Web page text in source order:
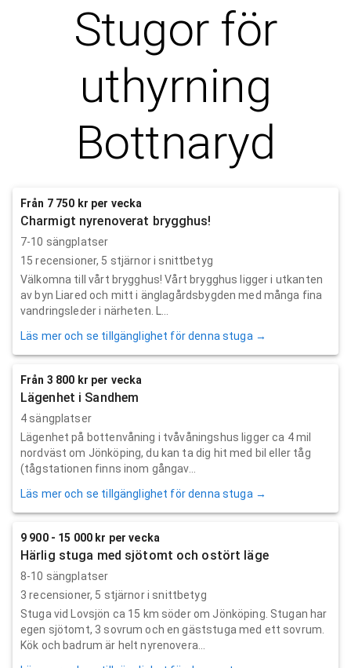
Stugor för
uthyrning
Bottnaryd
Från 7 750 kr per vecka
Charmigt nyrenoverat brygghus!
7-10 sängplatser
15 recensioner, 5 stjärnor i snittbetyg
Välkomna till vårt brygghus! Vårt brygghus ligger i utkanten
av byn Liared och mitt i änglagårdsbygden med många fina
vandringsleder i närheten. L...
Läs mer och se tillgänglighet för denna stuga →
Från 3 800 kr per vecka
Lägenhet i Sandhem
4 sängplatser
Lägenhet på bottenvåning i tvåvåningshus ligger ca 4 mil
nordväst om Jönköping, du kan ta dig hit med bil eller tåg
(tågstationen finns inom gångav...
Läs mer och se tillgänglighet för denna stuga →
9 900 - 15 000 kr per vecka
Härlig stuga med sjötomt och ostört läge
8-10 sängplatser
3 recensioner, 5 stjärnor i snittbetyg
Stuga vid Lovsjön ca 15 km söder om Jönköping. Stugan har
egen sjötomt, 3 sovrum och en gäststuga med ett sovrum.
Kök och badrum är helt nyrenovera...